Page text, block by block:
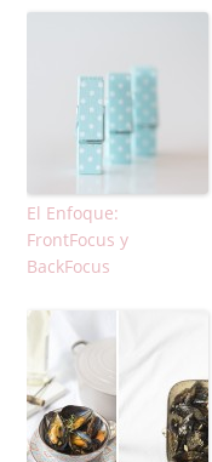
El Enfoque:
FrontFocus y
BackFocus